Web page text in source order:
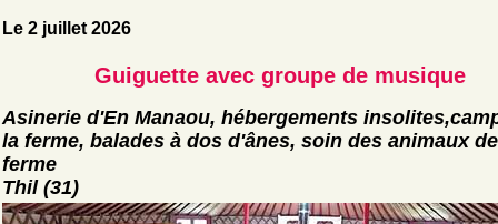
Le 2 juillet 2026
Guiguette avec groupe de musique
Asinerie d'En Manaou, hébergements
la ferme, balades à dos d'ânes, soin des animaux
ferme
Thil (31)